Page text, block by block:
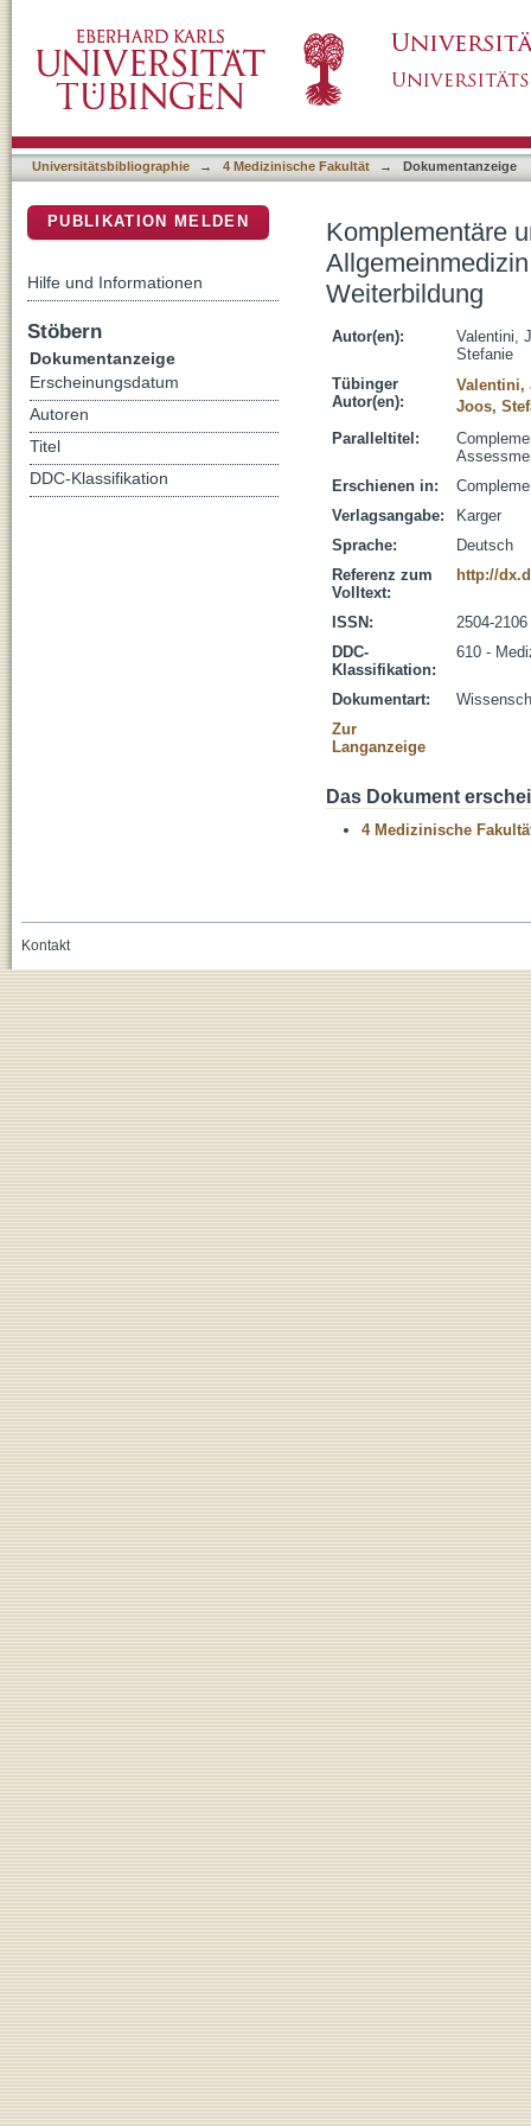
Ergebnisse einer Bedarfserhebung bei
Universitätsbibliographie → 4 Medizinische Fakultät → Dokumentanzeige
Komplementäre
Weiterbildung
Autor(en):
Valentini,
Stefanie
Tübinger
Autor(en):
Valentini,
Joos,
Paralleltitel:
Erschienen in:
Verlagsangabe:
Karger
Sprache:
Deutsch
Referenz zum
Volltext:
http://
ISSN:
2504-2106
DDC-
Klassifikation:
610 -
Dokumentart:
Zur
Langanzeige
Das Dokument
4 Medizinische
PUBLIKATION MELDEN
Hilfe und Informationen
Stöbern
Dokumentanzeige
Erscheinungsdatum
Autoren
Titel
DDC-Klassifikation
Kontakt